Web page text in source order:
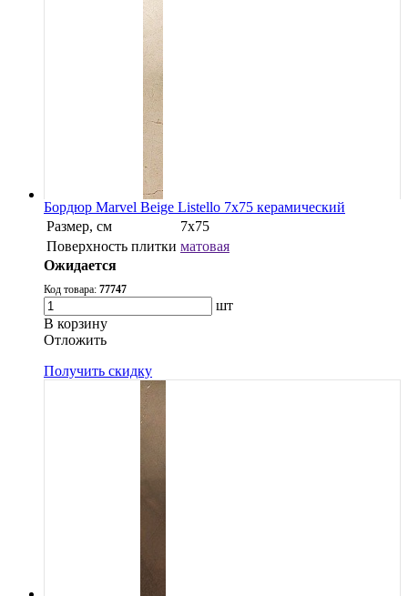
Бордюр Marvel Beige Listello 7x75 керамический
Размер, см
7x75
Поверхность плитки матовая
Ожидается
Код товара: 77747
шт
В корзину
Oтложить
Получить скидку